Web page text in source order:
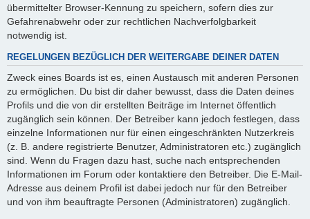
übermittelter Browser-Kennung zu speichern, sofern dies zur
Gefahrenabwehr oder zur rechtlichen Nachverfolgbarkeit
notwendig ist.
REGELUNGEN BEZÜGLICH DER WEITERGABE DEINER DATEN
Zweck eines Boards ist es, einen Austausch mit anderen Personen
zu ermöglichen. Du bist dir daher bewusst, dass die Daten deines
Profils und die von dir erstellten Beiträge im Internet öffentlich
zugänglich sein können. Der Betreiber kann jedoch festlegen, dass
einzelne Informationen nur für einen eingeschränkten Nutzerkreis
(z. B. andere registrierte Benutzer, Administratoren etc.) zugänglich
sind. Wenn du Fragen dazu hast, suche nach entsprechenden
Informationen im Forum oder kontaktiere den Betreiber. Die E-Mail-
Adresse aus deinem Profil ist dabei jedoch nur für den Betreiber
und von ihm beauftragte Personen (Administratoren) zugänglich.